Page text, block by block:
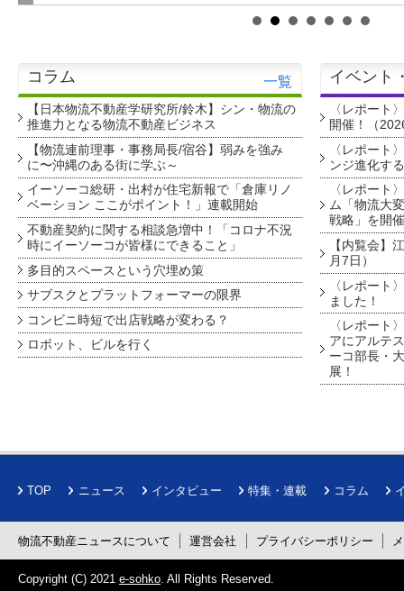
コラム 一覧
【日本物流不動産学研究所/鈴木】シン・物流の
推進力となる物流不動産ビジネス
【物流連前理事・事務局長/宿谷】弱みを強み
に〜沖縄のある街に学ぶ～
イーソーコ総研・出村が住宅新報で「倉庫リノ
ベーション ここがポイント！」連載開始
不動産契約に関する相談急増中！「コロナ不況
時にイーソーコが皆様にできること」
多目的スペースという穴埋め策
サブスクとプラットフォーマーの限界
コンビニ時短で出店戦略が変わる？
ロボット、ビルを行く
イベント
〈レポート
開催！（
〈レポート
ンジ進化す
〈レポート
ム「物流大
戦略」を開
【内覧会】
月7日）
〈レポート
ました！
〈レポート
アにアルテ
ーコ部長・
展！
TOP ニュース インタビュー 特集・連載 コラム
物流不動産ニュースについて 運営会社 プライバシーポリシー
Copyright (C) 2021 e-sohko. All Rights Reserved.